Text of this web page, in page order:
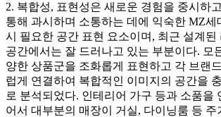
2. 복합성, 표현성은 새로운 경험을 중시하
통해 과시하며 소통하는 데에 익숙한 MZ세
시 필요한 공간 표현 요소이며, 최근 설계된
공간에서는 잘 드러나고 있는 부분이다. 모
양한 상품군을 조화롭게 표현하고 각 브랜
럽게 연결하여 복합적인 이미지의 공간을
로 분석되었다. 인테리어 가구 등과 소품을
어서 대부분의 매장이 거실, 다이닝룸 등 주